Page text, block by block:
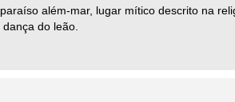
paraíso além-mar, lugar mítico descrito na
dança do leão.